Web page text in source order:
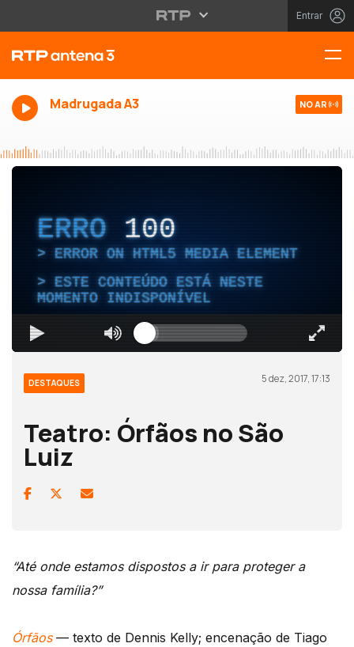
Entrar
Madrugada A3 NO AR
ERRO 100
ERROR ON HTML5 MEDIA ELEMENT
ESTE CONTEÚDO ESTÁ NESTE
MOMENTO INDISPONÍVEL
DESTAQUES 5 dez, 2017, 17:13
Teatro: Órfãos no São
Luiz
“Até onde estamos dispostos a ir para proteger a
nossa família?”
Órfãos— texto de Dennis Kelly; encenação de Tiago